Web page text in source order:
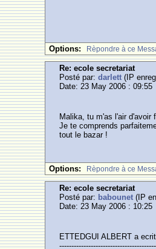
Options: Rèpondre à ce
Re: ecole secretariat
Posté par:darlett (IP
Date: 23 May 2006 : 09:55
Malika, tu m'as l'air d'avoir
Je te comprends
tout le bazar !
Options: Rèpondre à ce
Re: ecole secretariat
Posté par: babounet (IP
Date: 23 May 2006 : 10:25
ETTEDGUI ALBERT a